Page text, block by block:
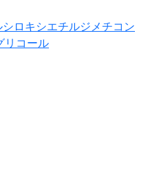
ロキシエチルジメチコン
リコール